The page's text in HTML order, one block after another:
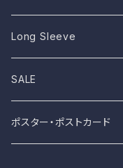
STICKER
クッションカバー
巾着
Long Sleeve
SALE
ポスター・ポストカード